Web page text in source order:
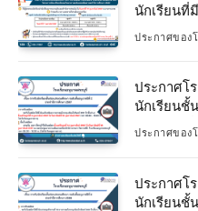
นักเรียนที่
พร้อมเข้า
ประกาศของโ
ประกาศโรงเรี
นักเรียนชั้
ประกาศของโ
ประกาศโ
นักเรียนชั้